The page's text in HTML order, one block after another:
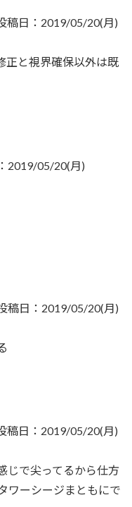
稿日：2019/05/20(月)
正と視界確保以外は既
2019/05/20(月)
稿日：2019/05/20(月)
稿日：2019/05/20(月)
じで尖ってるから仕方
ワーシージまともにで